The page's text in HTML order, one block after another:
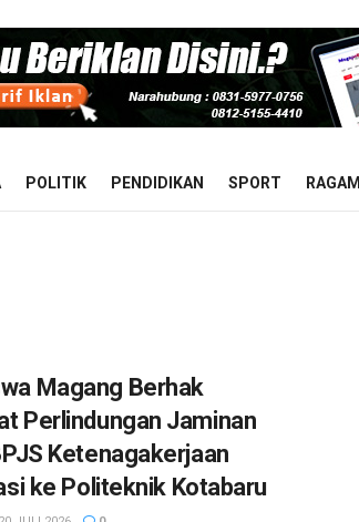
POLITIK PENDIDIKAN SPORT RAGAM
Magang Berhak
Perlindungan Jaminan
Ketenagakerjaan
ke Politeknik Kotabaru